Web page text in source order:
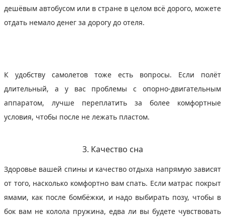
дешёвым автобусом или в стране в целом всё дорого, можете
отдать немало денег за дорогу до отеля.
К удобству самолетов тоже есть вопросы. Если полёт
длительный, а у вас проблемы с опорно‑двигательным
аппаратом, лучше переплатить за более комфортные
условия, чтобы после не лежать пластом.
3. Качество сна
Здоровье вашей спины и качество отдыха напрямую зависят
от того, насколько комфортно вам спать. Если матрас покрыт
ямами, как после бомбёжки, и надо выбирать позу, чтобы в
бок вам не колола пружина, едва ли вы будете чувствовать